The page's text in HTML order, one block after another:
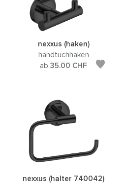
nexxus (haken)
handtuchhaken
ab35.00 CHF
nexxus (halter 740042)